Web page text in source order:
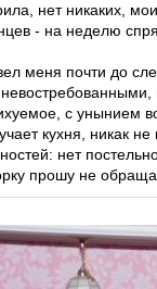
нет никаких,
- на неделю
меня почти до
с унынием
кухня, никак
нет
прошу не